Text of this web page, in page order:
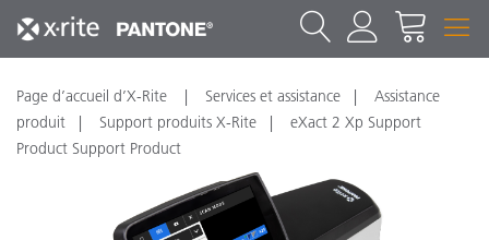
Page d’accueil d’X-Rite Services et assistance
Assistance
produit
Support produits X-Rite
eXact 2 Xp Support
Product Support Product